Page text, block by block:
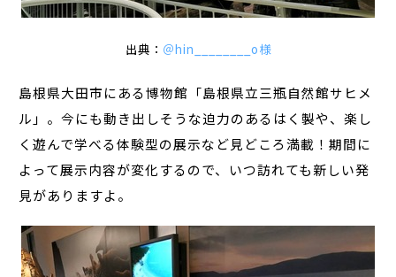
出典： ＠hin________o様
島根県大田市にある博物館「島根県立三瓶自然館サヒメ
ル」。今にも動き出しそうな迫力のあるはく製や、楽し
く遊んで学べる体験型の展示など見どころ満載！期間に
よって展示内容が変化するので、いつ訪れても新しい発
見がありますよ。